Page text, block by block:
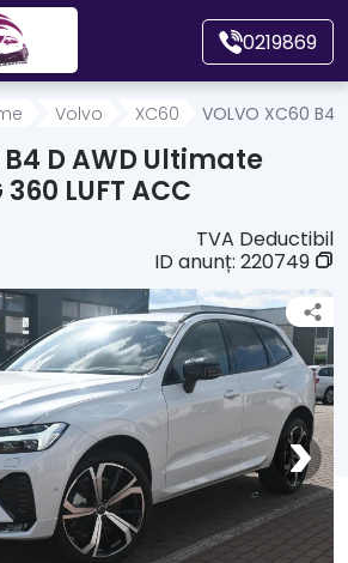
principal
0219869
Volvo XC60 VOLVO XC60 B4
B4 D AWD Ultimate
LUFT ACC
TVA Deductibil
ID anunț: 220749